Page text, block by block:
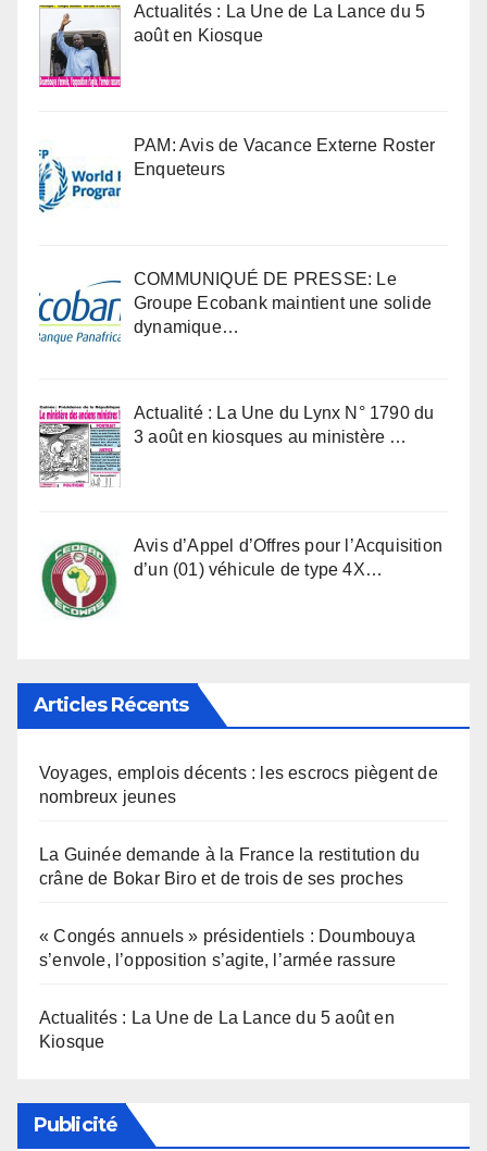
Actualités : La Une de La Lance du 5
août en Kiosque
PAM: Avis de Vacance Externe Roster
Enqueteurs
COMMUNIQUÉ DE PRESSE: Le
Groupe Ecobank maintient une solide
dynamique…
Actualité : La Une du Lynx N° 1790 du
3 août en kiosques au ministère …
Avis d’Appel d’Offres pour l’Acquisition
d’un (01) véhicule de type 4X…
Articles Récents
Voyages, emplois décents : les escrocs piègent de
nombreux jeunes
La Guinée demande à la France la restitution du
crâne de Bokar Biro et de trois de ses proches
« Congés annuels » présidentiels : Doumbouya
s’envole, l’opposition s’agite, l’armée rassure
Actualités : La Une de La Lance du 5 août en
Kiosque
Publicité